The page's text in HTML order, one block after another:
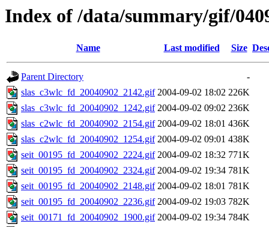
Index of /data/summary/gif/
Name Last modified Size
Parent Directory
-
slas_c3wlc_fd_20040902_2142.gif 2004-09-02 18:02 226K
slas_c3wlc_fd_20040902_1242.gif 2004-09-02 09:02 236K
slas_c2wlc_fd_20040902_2154.gif 2004-09-02 18:01 436K
slas_c2wlc_fd_20040902_1254.gif 2004-09-02 09:01 438K
seit_00195_fd_20040902_2224.gif 2004-09-02 18:32 771K
seit_00195_fd_20040902_2324.gif 2004-09-02 19:34 781K
seit_00195_fd_20040902_2148.gif 2004-09-02 18:01 781K
seit_00195_fd_20040902_2236.gif 2004-09-02 19:03 782K
seit_00171_fd_20040902_1900.gif 2004-09-02 19:34 784K